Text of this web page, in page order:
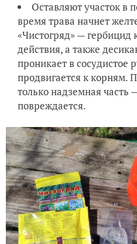
Оставляют участок в
время трава начнет
«Чистогряд» — гербицид
действия, а также
проникает в сосудистое
продвигается к корням.
только надземная часть
повреждается.